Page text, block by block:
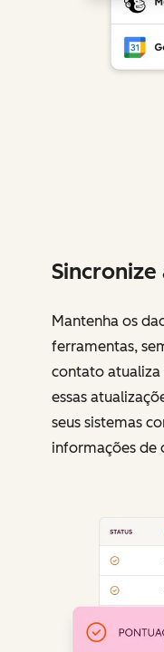
Mantenha os
ferramentas,
contato atualiza
essas
seus sistemas
informações de